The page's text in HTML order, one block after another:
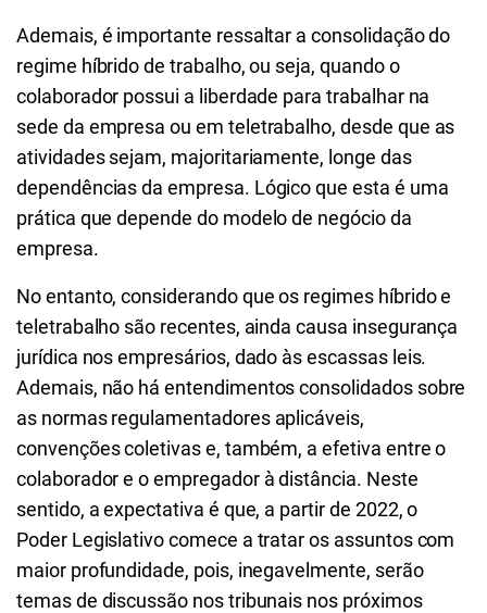
Ademais, é importante ressaltar a consolidação do
regime híbrido de trabalho, ou seja, quando o
colaborador possui a liberdade para trabalhar na
sede da empresa ou em teletrabalho, desde que as
atividades sejam, majoritariamente, longe das
dependências da empresa. Lógico que esta é uma
prática que depende do modelo de negócio da
empresa.
No entanto, considerando que os regimes híbrido e
teletrabalho são recentes, ainda causa insegurança
jurídica nos empresários, dado às escassas leis.
Ademais, não há entendimentos consolidados sobre
as normas regulamentadores aplicáveis,
convenções coletivas e, também, a efetiva entre o
colaborador e o empregador à distância. Neste
sentido, a expectativa é que, a partir de 2022, o
Poder Legislativo comece a tratar os assuntos com
maior profundidade, pois, inegavelmente, serão
temas de discussão nos tribunais nos próximos